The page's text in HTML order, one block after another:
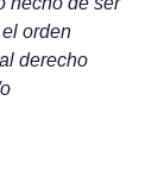
orden
derecho